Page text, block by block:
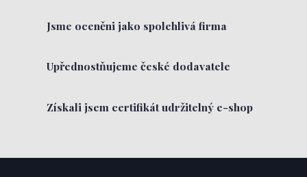
Jsme oceněni jako spolehlivá firma
Upřednostňujeme české dodavatele
Získali jsem certifikát udržitelný e-shop